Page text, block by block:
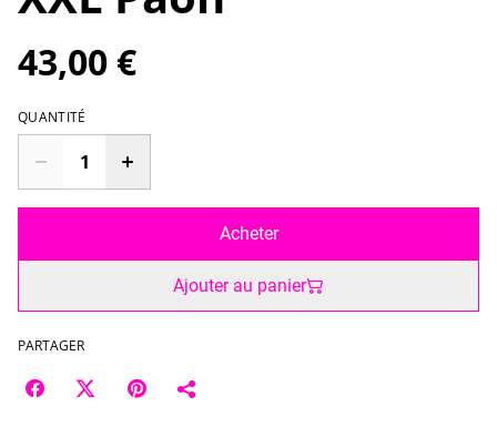
43,00 €
QUANTITÉ
Acheter
Ajouter au panier
PARTAGER